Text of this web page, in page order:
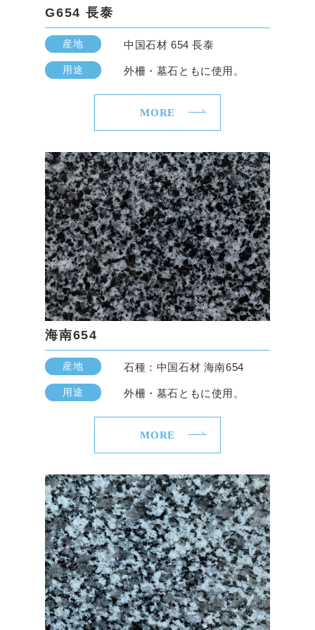
G654 長泰
産地 中国石材 654 長泰
用途 外柵・墓石ともに使用。
MORE
海南654
産地 石種：中国石材 海南654
用途 外柵・墓石ともに使用。
MORE